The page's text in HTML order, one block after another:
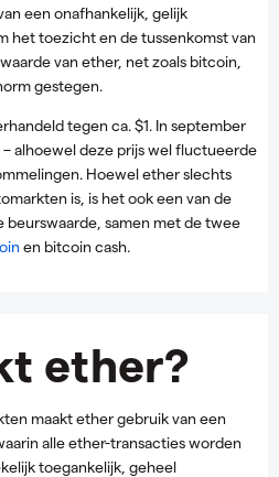
een onafhankelijk, gelijk
het toezicht en de tussenkomst van
van ether, net zoals bitcoin,
gestegen.
tegen ca. $1. In september
alhoewel deze prijs wel fluctueerde
Hoewel ether slechts
is, is het ook een van de
beurswaarde, samen met de twee
en bitcoin cash.
ether?
maakt ether gebruik van een
alle ether-transacties worden
toegankelijk, geheel